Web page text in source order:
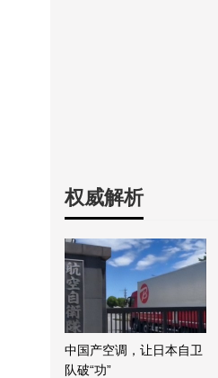
权威解析
中国产空调，让日本自卫
队破“功”